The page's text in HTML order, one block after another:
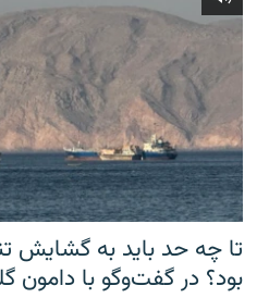
تا چه حد باید به گشایش
بود؟ در گفت‌وگو با دامون